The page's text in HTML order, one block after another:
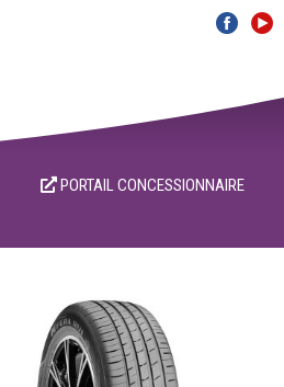
PORTAIL CONCESSIONNAIRE